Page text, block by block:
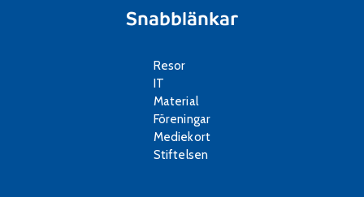
Snabblänkar
Resor
IT
Material
Föreningar
Mediekort
Stiftelsen